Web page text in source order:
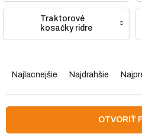
Traktorové
kosačky ridre
a
e
n
Najlacnejšie Najdrahšie
OTVORIŤ